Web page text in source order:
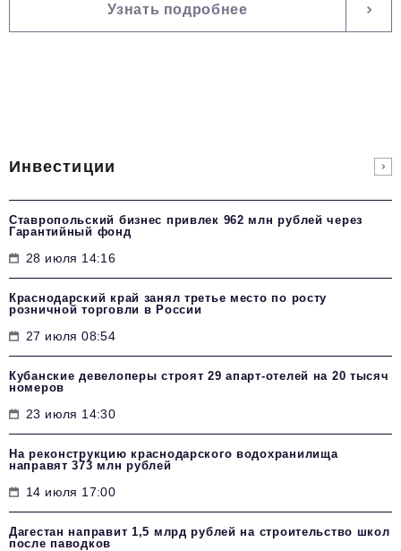
Узнать подробнее
Инвестиции
Ставропольский бизнес привлек 962 млн рублей через
Гарантийный фонд
28 июля 14:16
Краснодарский край занял третье место по росту
розничной торговли в России
27 июля 08:54
Кубанские девелоперы строят 29 апарт-отелей на 20 тысяч
номеров
23 июля 14:30
На реконструкцию краснодарского водохранилища
направят 373 млн рублей
14 июля 17:00
Дагестан направит 1,5 млрд рублей на строительство школ
после паводков